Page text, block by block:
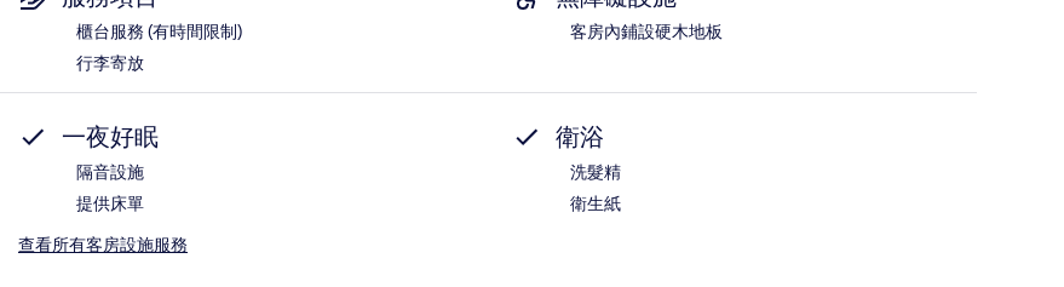
櫃台服務 (有時間限制)
行李寄放
客房內鋪設硬木地板
一夜好眠
隔音設施
提供床單
衛浴
洗髮精
衛生紙
查看所有客房設施服務